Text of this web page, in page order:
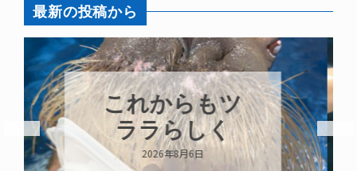
最新の投稿から
ハロー’s
Birthday!!!
2026年8月6日